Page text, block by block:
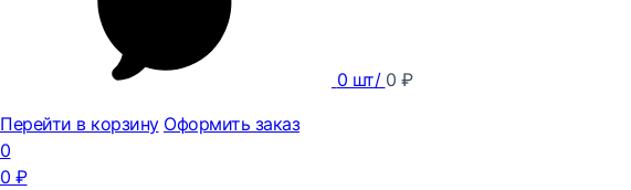
0 шт/ 0 ₽
Перейти в корзину Оформить заказ
0
0 ₽